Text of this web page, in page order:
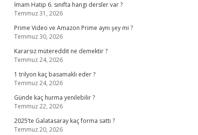
İmam Hatip 6. sınıfta hangi dersler var ?
Temmuz 31, 2026
Prime Video ve Amazon Prime aynı şey mi ?
Temmuz 30, 2026
Kararsız mütereddit ne demektir ?
Temmuz 24, 2026
1 trilyon kaç basamaklı eder ?
Temmuz 24, 2026
Günde kaç hurma yenilebilir ?
Temmuz 22, 2026
2025’te Galatasaray kaç forma sattı ?
Temmuz 20, 2026